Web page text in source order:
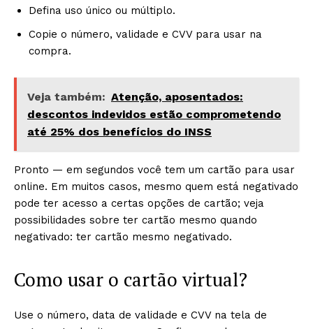
Defina uso único ou múltiplo.
Copie o número, validade e CVV para usar na
compra.
Veja também: Atenção, aposentados:
descontos indevidos estão comprometendo
até 25% dos benefícios do INSS
Pronto — em segundos você tem um cartão para usar
online. Em muitos casos, mesmo quem está negativado
pode ter acesso a certas opções de cartão; veja
possibilidades sobre ter cartão mesmo quando
negativado: ter cartão mesmo negativado.
Como usar o cartão virtual?
Use o número, data de validade e CVV na tela de